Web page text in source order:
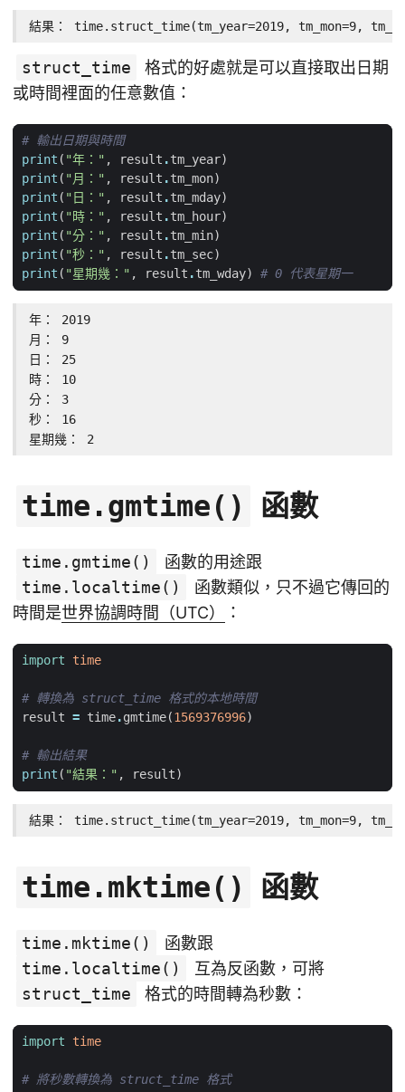
結果： time.struct_time(tm_year=2019, tm_mon=9,
struct_time
格式的好處就是可以直接取出日期
或時間裡面的任意數值：
# 輸出日期與時間
print ( "年：" , result .tm_year)
print ( "月：" , result .tm_mon)
print ( "日：" , result .tm_mday)
print ( "時：" , result .tm_hour)
print ( "分：" , result .tm_min)
print ( "秒：" , result .tm_sec)
print ( "星期幾：" , result .tm_wday) # 0 代表星期一
年： 2019
月： 9
日： 25
時： 10
分： 3
秒： 16
星期幾： 2
time.gmtime() 函數
time.gmtime()
函數的用途跟
time.localtime()
函數類似，只不過它傳回的
時間是世界協調時間（UTC） ：
import time
# 轉換為 struct_time 格式的本地時間
result = time.gmtime(1569376996)
# 輸出結果
print ( "結果：" , result)
結果： time.struct_time(tm_year=2019, tm_mon=9,
time.mktime() 函數
time.mktime()
函數跟
time.localtime()
互為反函數，可將
struct_time
格式的時間轉為秒數：
import time
# 將秒數轉換為 struct_time 格式